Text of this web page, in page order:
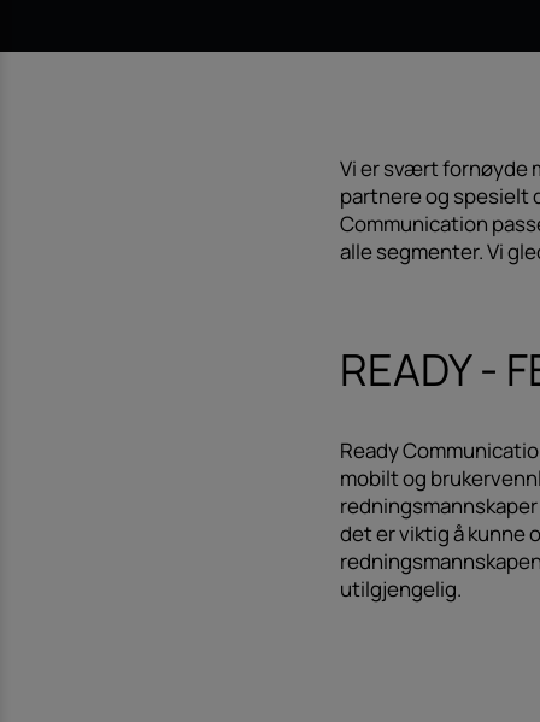
Vi er svært fornøyde
partnere og spesielt
Communication
alle segmenter. Vi
READY -
Ready
mobilt og
det er viktig å kunne
utilgjengelig.